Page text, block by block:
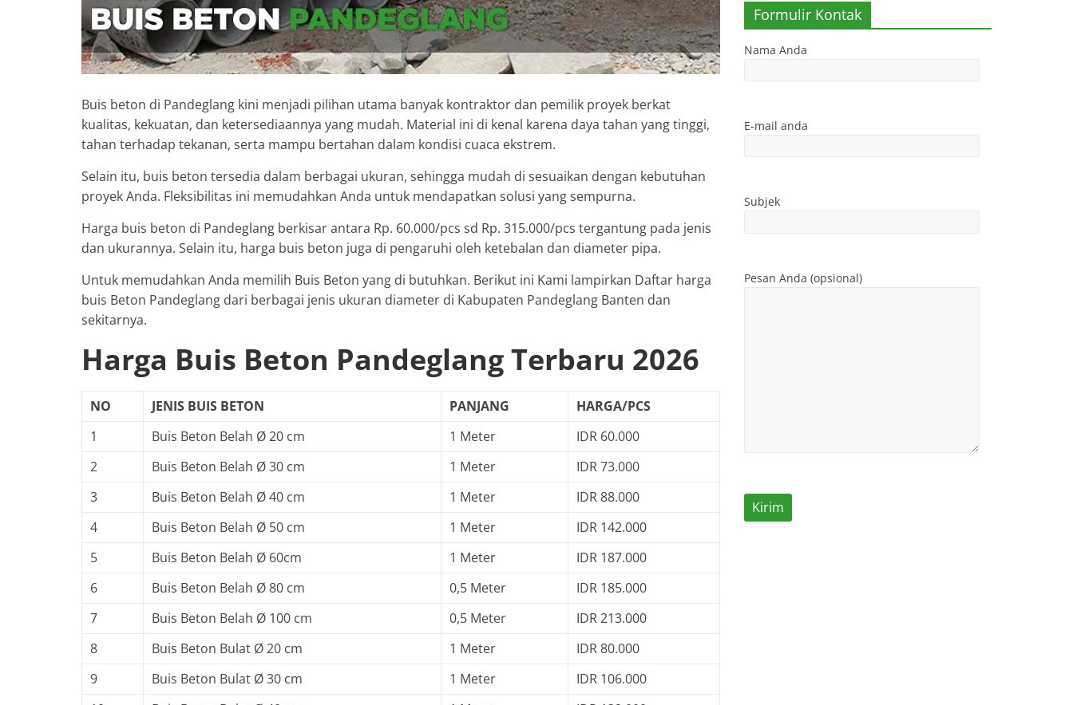
Buis beton di Pandeglang kini menjadi pilihan utama banyak kontraktor dan pemilik proyek berkat
kualitas, kekuatan, dan ketersediaannya yang mudah. Material ini di kenal karena daya tahan yang tinggi,
tahan terhadap tekanan, serta mampu bertahan dalam kondisi cuaca ekstrem.
Selain itu, buis beton tersedia dalam berbagai ukuran, sehingga mudah di sesuaikan dengan kebutuhan
proyek Anda. Fleksibilitas ini memudahkan Anda untuk mendapatkan solusi yang sempurna.
Harga buis beton di Pandeglang berkisar antara Rp. 60.000/pcs sd Rp. 315.000/pcs tergantung pada jenis
dan ukurannya. Selain itu, harga buis beton juga di pengaruhi oleh ketebalan dan diameter pipa.
Untuk memudahkan Anda memilih Buis Beton yang di butuhkan. Berikut ini Kami lampirkan Daftar harga
buis Beton Pandeglang dari berbagai jenis ukuran diameter di Kabupaten Pandeglang Banten dan
sekitarnya.
Harga Buis Beton Pandeglang Terbaru 2026
NO JENIS BUIS BETON PANJANG
HARGA/PCS
1
Buis Beton Belah Ø 20 cm 1 Meter
IDR 60.000
2
Buis Beton Belah Ø 30 cm 1 Meter
IDR 73.000
3
Buis Beton Belah Ø 40 cm 1 Meter
IDR 88.000
4
Buis Beton Belah Ø 50 cm 1 Meter
IDR 142.000
5
Buis Beton Belah Ø 60cm 1 Meter
IDR 187.000
6
Buis Beton Belah Ø 80 cm 0,5 Meter
IDR 185.000
7
Buis Beton Belah Ø 100 cm 0,5 Meter
IDR 213.000
8
Buis Beton Bulat Ø 20 cm 1 Meter
IDR 80.000
9
Buis Beton Bulat Ø 30 cm 1 Meter
IDR 106.000
Formulir Kontak
Nama Anda
E-mail anda
Subjek
Pesan Anda (opsional)